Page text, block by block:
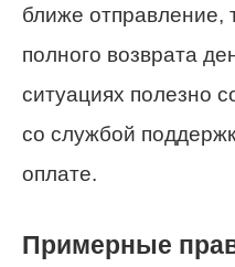
ближе отправление,
полного возврата
ситуациях полезно
со службой
оплате.
Примерные